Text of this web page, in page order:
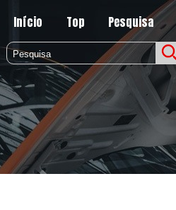
Início Top Pesquisa